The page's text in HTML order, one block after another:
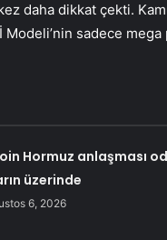
daha dikkat çekti.
Modeli’nin sadece
Hormuz anlaşması
üzerinde
6, 2026